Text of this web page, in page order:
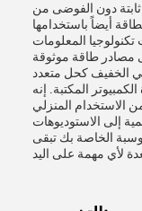
دون الفوضى من
أيضاً باستخدامها
المعلومات
الخفيف كحل متعدد
المكتبة. إنه
الاستخدام المنزلي
إلى الاستوديوهات
الخاصة بك تبقى